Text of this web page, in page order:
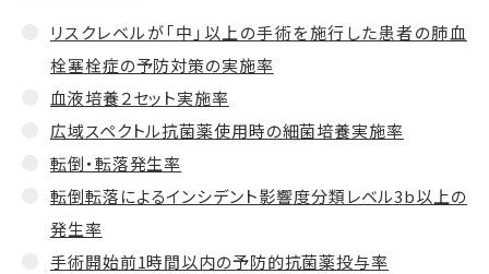
リスクレベルが「中」以上の手術を施行した患者の肺血
栓塞栓症の予防対策の実施率
血液培養２セット実施率
広域スペクトル抗菌薬使用時の細菌培養実施率
転倒・転落発生率
転倒転落によるインシデント影響度分類レベル3b以上の
発生率
手術開始前1時間以内の予防的抗菌薬投与率